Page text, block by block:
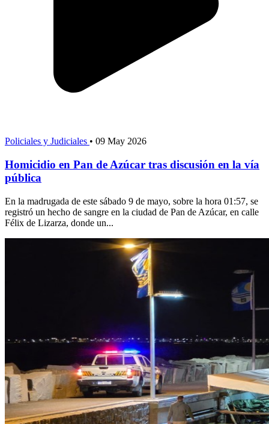
Policiales y Judiciales • 09 May 2026
Homicidio en Pan de Azúcar tras discusión en la vía
pública
En la madrugada de este sábado 9 de mayo, sobre la hora 01:57, se
registró un hecho de sangre en la ciudad de Pan de Azúcar, en calle
Félix de Lizarza, donde un...